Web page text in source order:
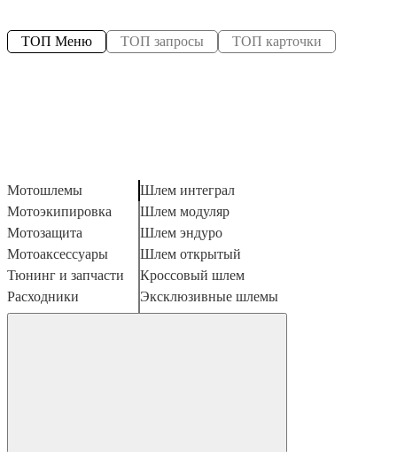
ТОП Меню ТОП запросы ТОП карточки
Мотошлемы
Мотоэкипировка
Мотозащита
Мотоаксессуары
Тюнинг и запчасти
Расходники
Наклейки
Шлем интеграл
Шлем модуляр
Шлем эндуро
Шлем открытый
Кроссовый шлем
Эксклюзивные шлемы
Ретро шлем